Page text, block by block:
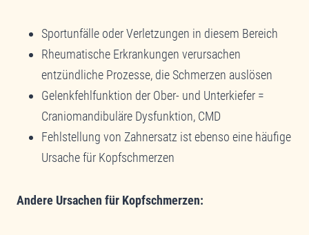
Sportunfälle oder Verletzungen in diesem Bereich
Rheumatische Erkrankungen verursachen
entzündliche Prozesse, die Schmerzen auslösen
Gelenkfehlfunktion der Ober- und Unterkiefer =
Craniomandibuläre Dysfunktion, CMD
Fehlstellung von Zahnersatz ist ebenso eine häufige
Ursache für Kopfschmerzen
Andere Ursachen für Kopfschmerzen: